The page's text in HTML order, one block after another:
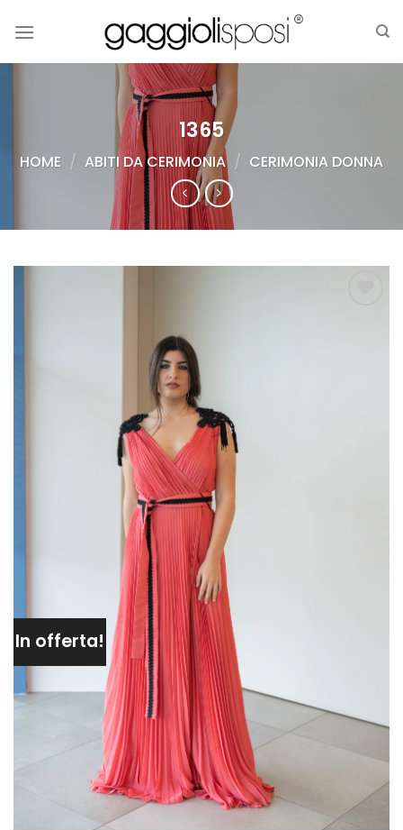
1365
HOME / ABITI DA CERIMONIA / CERIMONIA DONNA
In offerta!